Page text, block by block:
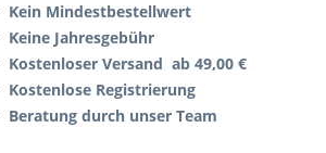
Kein Mindestbestellwert
Keine Jahresgebühr
Kostenloser Versand ab 49,00 €
Kostenlose Registrierung
Beratung durch unser Team